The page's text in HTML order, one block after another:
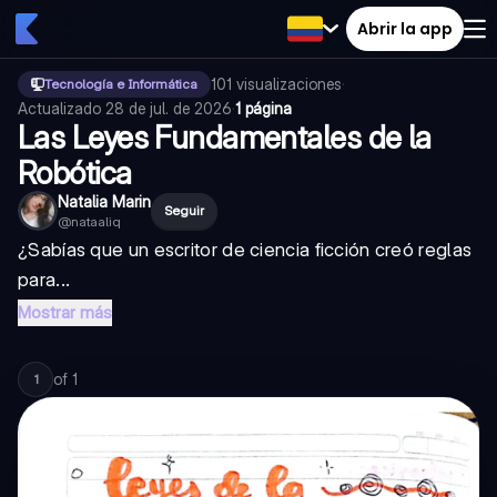
Abrir la app
Tecnología e Informática 101 visualizaciones·
Actualizado 28 de jul. de 2026·1 página
Las Leyes Fundamentales de la
Robótica
Natalia Marin
@nataaliq
Seguir
¿Sabías que un escritor de ciencia ficción creó reglas
para...
Mostrar más
1 of 1